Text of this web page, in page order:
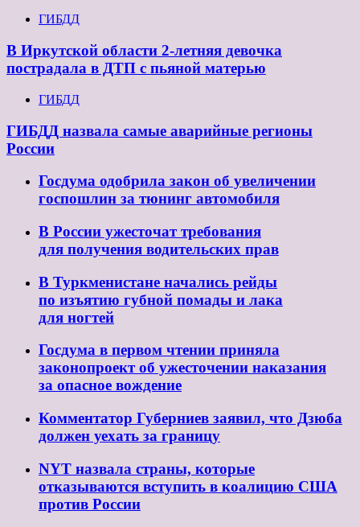
ГИБДД
В Иркутской области 2-летняя девочка
пострадала в ДТП с пьяной матерью
ГИБДД
ГИБДД назвала самые аварийные регионы
России
Госдума одобрила закон об увеличении
госпошлин за тюнинг автомобиля
В России ужесточат требования
для получения водительских прав
В Туркменистане начались рейды
по изъятию губной помады и лака
для ногтей
Госдума в первом чтении приняла
законопроект об ужесточении наказания
за опасное вождение
Комментатор Губерниев заявил, что Дзюба
должен уехать за границу
NYT назвала страны, которые
отказываются вступить в коалицию США
против России